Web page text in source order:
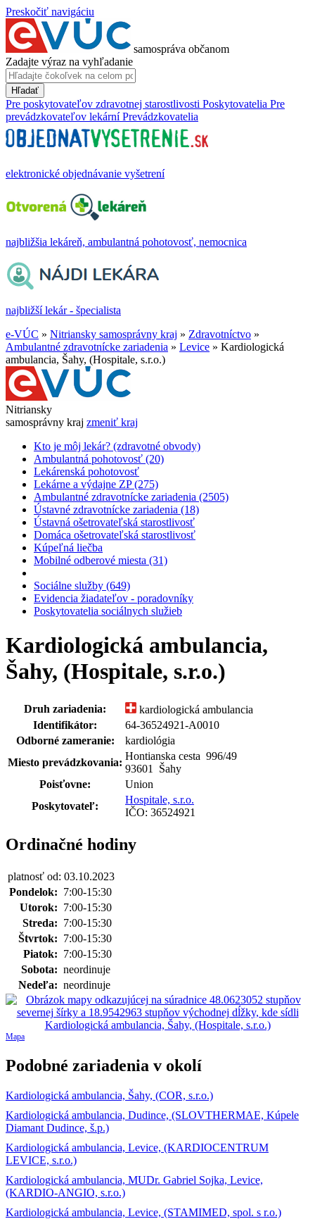
Preskočiť navigáciu
samospráva občanom
Zadajte výraz na vyhľadanie
Hľadať
Pre poskytovateľov zdravotnej starostlivosti Poskytovatelia Pre
prevádzkovateľov lekární Prevádzkovatelia
elektronické objednávanie vyšetrení
najbližšia lekáreň, ambulantná pohotovosť, nemocnica
najbližší lekár - špecialista
e-VÚC » Nitriansky samosprávny kraj » Zdravotníctvo »
Ambulantné zdravotnícke zariadenia » Levice » Kardiologická
ambulancia, Šahy, (Hospitale, s.r.o.)
Nitriansky
samosprávny kraj zmeniť kraj
Kto je môj lekár? (zdravotné obvody)
Ambulantná pohotovosť (20)
Lekárenská pohotovosť
Lekárne a výdajne ZP (275)
Ambulantné zdravotnícke zariadenia (2505)
Ústavné zdravotnícke zariadenia (18)
Ústavná ošetrovateľská starostlivosť
Domáca ošetrovateľská starostlivosť
Kúpeľná liečba
Mobilné odberové miesta (31)
Sociálne služby (649)
Evidencia žiadateľov - poradovníky
Poskytovatelia sociálnych služieb
Kardiologická ambulancia,
Šahy, (Hospitale, s.r.o.)
Druh zariadenia:
kardiologická ambulancia
Identifikátor:
64-36524921-A0010
Odborné zameranie:
kardiológia
Miesto prevádzkovania:
Hontianska cesta 996/49
93601 Šahy
Poisťovne:
Union
Poskytovateľ:
Hospitale, s.r.o.
IČO: 36524921
Ordinačné hodiny
platnosť od: 03.10.2023
Pondelok: 7:00-15:30
Utorok: 7:00-15:30
Streda: 7:00-15:30
Štvrtok: 7:00-15:30
Piatok: 7:00-15:30
Sobota: neordinuje
Nedeľa: neordinuje
Mapa
Podobné zariadenia v okolí
Kardiologická ambulancia, Šahy, (COR, s.r.o.)
Kardiologická ambulancia, Dudince, (SLOVTHERMAE, Kúpele
Diamant Dudince, š.p.)
Kardiologická ambulancia, Levice, (KARDIOCENTRUM
LEVICE, s.r.o.)
Kardiologická ambulancia, MUDr. Gabriel Sojka, Levice,
(KARDIO-ANGIO, s.r.o.)
Kardiologická ambulancia, Levice, (STAMIMED, spol. s r.o.)